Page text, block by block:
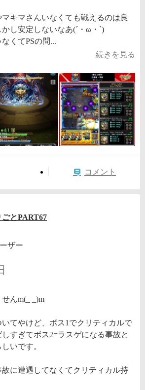
マキマさんいなくても戦えるのは良
し安定しないなあ(´・ω・`)
くてPSの問...
続きを見る
コメント
とPART67
ザー
んm(_ _)m
いてやけど、ボス1でクリティカルで
すぎてボス2=ラスゲになる事故と
いです。
に遭遇してなくてクリティカル持